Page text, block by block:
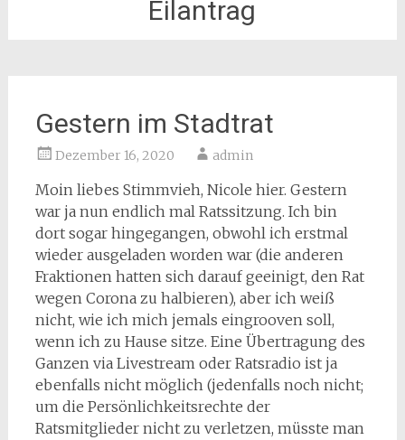
Eilantrag
Gestern im Stadtrat
Dezember 16, 2020 admin
Moin liebes Stimmvieh, Nicole hier. Gestern
war ja nun endlich mal Ratssitzung. Ich bin
dort sogar hingegangen, obwohl ich erstmal
wieder ausgeladen worden war (die anderen
Fraktionen hatten sich darauf geeinigt, den Rat
wegen Corona zu halbieren), aber ich weiß
nicht, wie ich mich jemals eingrooven soll,
wenn ich zu Hause sitze. Eine Übertragung des
Ganzen via Livestream oder Ratsradio ist ja
ebenfalls nicht möglich (jedenfalls noch nicht;
um die Persönlichkeitsrechte der
Ratsmitglieder nicht zu verletzen, müsste man